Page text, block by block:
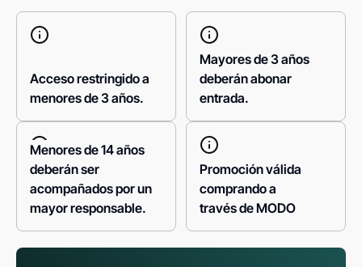
Acceso restringido a
menores de 3 años.
Mayores de 3 años
deberán abonar
entrada.
Menores de 14 años
deberán ser
acompañados por un
mayor responsable.
Promoción válida
comprando a
través de MODO